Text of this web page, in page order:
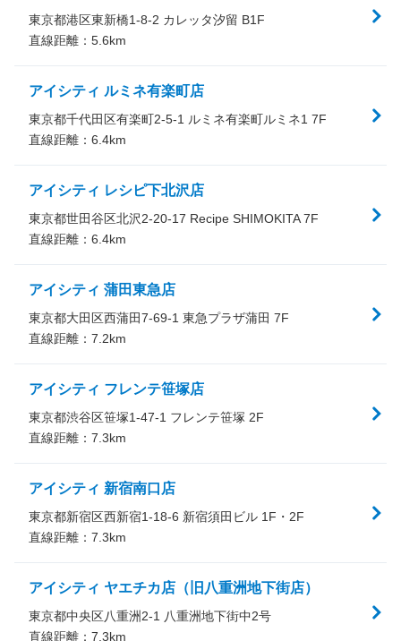
東京都港区東新橋1-8-2 カレッタ汐留 B1F
直線距離： 5.6km
アイシティ ルミネ有楽町店
東京都千代田区有楽町2-5-1 ルミネ有楽町ルミネ1 7F
直線距離： 6.4km
アイシティ レシピ下北沢店
東京都世田谷区北沢2-20-17 Recipe SHIMOKITA 7F
直線距離： 6.4km
アイシティ 蒲田東急店
東京都大田区西蒲田7-69-1 東急プラザ蒲田 7F
直線距離： 7.2km
アイシティ フレンテ笹塚店
東京都渋谷区笹塚1-47-1 フレンテ笹塚 2F
直線距離： 7.3km
アイシティ 新宿南口店
東京都新宿区西新宿1-18-6 新宿須田ビル 1F・2F
直線距離： 7.3km
アイシティ ヤエチカ店（旧八重洲地下街店）
東京都中央区八重洲2-1 八重洲地下街中2号
直線距離： 7.3km